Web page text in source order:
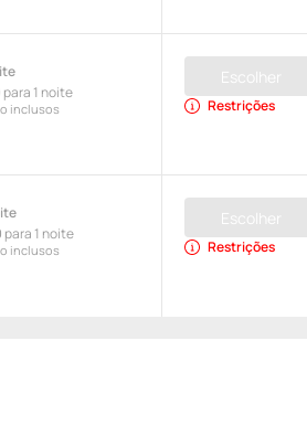
para 1 noite
inclusos
Escolher
Restrições
para 1 noite
inclusos
Escolher
Restrições